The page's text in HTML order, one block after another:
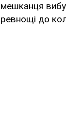
мешканця
ревнощі до